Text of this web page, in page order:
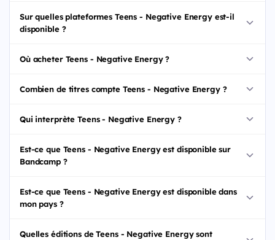
Sur quelles plateformes Teens - Negative Energy est-il
disponible ?
Où acheter Teens - Negative Energy ?
Combien de titres compte Teens - Negative Energy ?
Qui interprète Teens - Negative Energy ?
Est-ce que Teens - Negative Energy est disponible sur
Bandcamp ?
Est-ce que Teens - Negative Energy est disponible dans
mon pays ?
Quelles éditions de Teens - Negative Energy sont